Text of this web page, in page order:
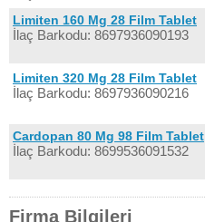
Limiten 160 Mg 28 Film Tablet
İlaç Barkodu: 8697936090193
Limiten 320 Mg 28 Film Tablet
İlaç Barkodu: 8697936090216
Cardopan 80 Mg 98 Film Tablet
İlaç Barkodu: 8699536091532
Firma Bilgileri